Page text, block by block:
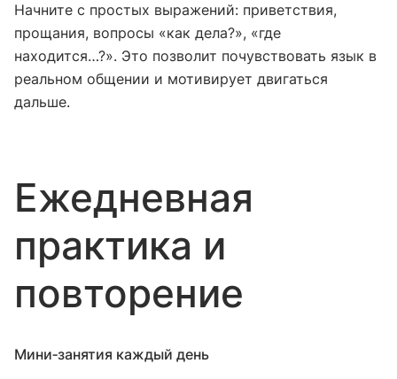
Начните с простых выражений: приветствия,
прощания, вопросы «как дела?», «где
находится…?». Это позволит почувствовать язык в
реальном общении и мотивирует двигаться
дальше.
Ежедневная
практика и
повторение
Мини‑занятия каждый день